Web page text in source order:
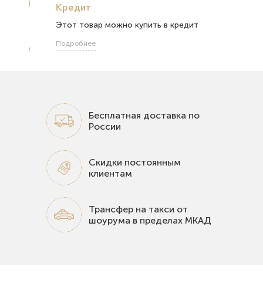
Кредит
Этот товар можно купить в кредит
Подробнее
Бесплатная доставка по
России
Скидки постоянным
клиентам
Трансфер на такси от
шоурума в пределах МКАД